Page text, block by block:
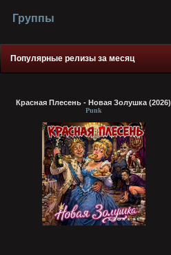
Группы
Популярные релизы за месяц
Красная Плесень - Новая Золушка (2026)
Punk